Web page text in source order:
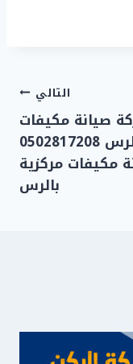
التالي
صيانة مكيفات
بالرس 0502817208
مكيفات مركزية
بالرس